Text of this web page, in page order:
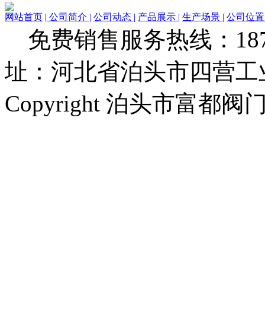
网站首页 | 公司简介 | 公司动态 | 产品展示 | 生产场景 | 公司位
免费销售服务热线：
址：河北省泊头市四营工
Copyright 泊头市富都阀